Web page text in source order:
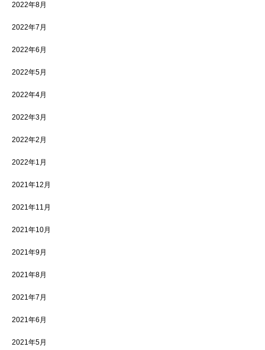
2022年8月
2022年7月
2022年6月
2022年5月
2022年4月
2022年3月
2022年2月
2022年1月
2021年12月
2021年11月
2021年10月
2021年9月
2021年8月
2021年7月
2021年6月
2021年5月